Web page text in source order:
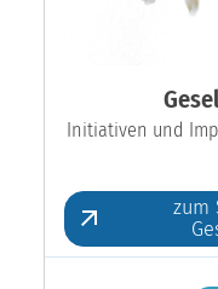
Initiativen und
zum